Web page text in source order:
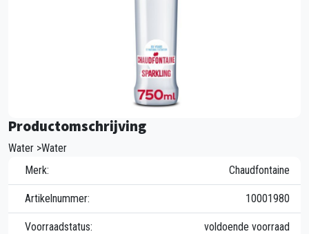
Productomschrijving
Water >Water
Merk:
Chaudfontaine
Artikelnummer: 10001980
Voorraadstatus: voldoende voorraad